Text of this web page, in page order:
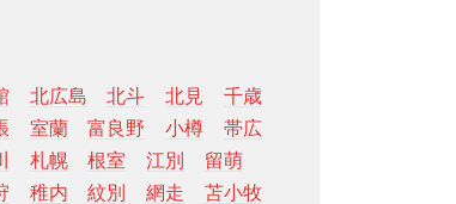
北広島 北斗 北見
千歳
室蘭 富良野 小樽
帯広
札幌 根室 江別
留萌
稚内 紋別 網走
苫小牧